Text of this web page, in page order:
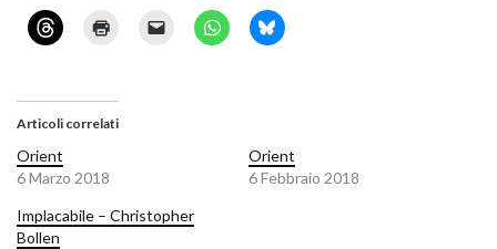
Articoli correlati
Orient
6 Marzo 2018
Orient
6 Febbraio 2018
Implacabile – Christopher
Bollen